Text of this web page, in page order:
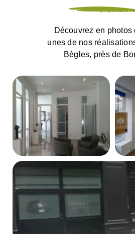
Découvrez en photos
unes de nos
Bègles, près de